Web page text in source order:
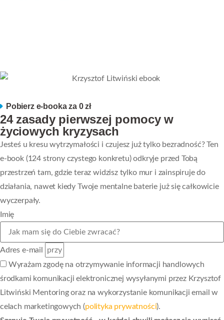
Pobierz e-booka za 0 zł
24 zasady pierwszej pomocy w
życiowych kryzysach
Jesteś u kresu wytrzymałości i czujesz już tylko bezradność? Ten
e-book (124 strony czystego konkretu) odkryje przed Tobą
przestrzeń tam, gdzie teraz widzisz tylko mur i zainspiruje do
działania, nawet kiedy Twoje mentalne baterie już się całkowicie
wyczerpały.
Imię
Adres e-mail
Wyrażam zgodę na otrzymywanie informacji handlowych
środkami komunikacji elektronicznej wysyłanymi przez Krzysztof
Litwiński Mentoring oraz na wykorzystanie komunikacji email w
celach marketingowych (polityka prywatności).